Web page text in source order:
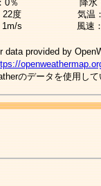
0％
22度
1m/s
降水
気温
風速
data provided by
のデータを使用して